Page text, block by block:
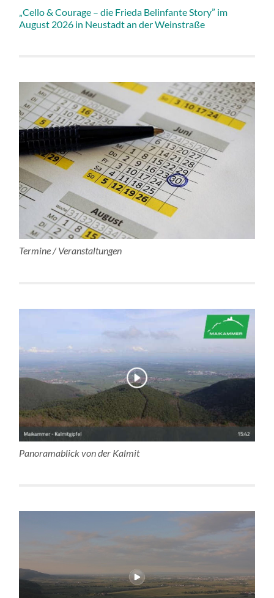
„Cello & Courage – die Frieda Belinfante Story” im
August 2026 in Neustadt an der Weinstraße
Termine / Veranstaltungen
Panoramablick von der Kalmit